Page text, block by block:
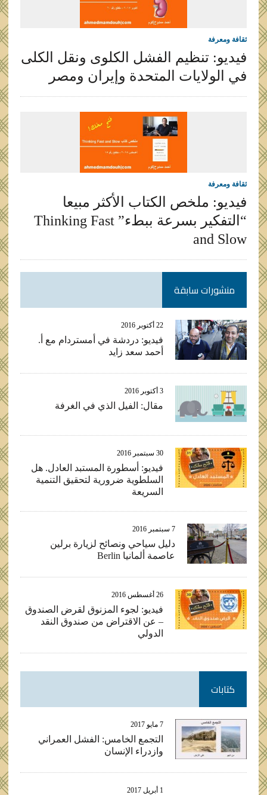
ثقافة ومعرفة
فيديو: تنظيم الفشل الكلوى ونقل الكلى
في الولايات المتحدة وإيران ومصر
ثقافة ومعرفة
فيديو: ملخص الكتاب الأكثر مبيعا
“التفكير بسرعة ببطء” Thinking Fast
and Slow
منشورات سابقة
22 أكتوبر 2016
فيديو: دردشة في أمستردام مع أ.
أحمد سعد زايد
3 أكتوبر 2016
مقال: الفيل الذي في الغرفة
30 سبتمبر 2016
فيديو: أسطورة المستبد العادل. هل
السلطوية ضرورية لتحقيق التنمية
السريعة
7 سبتمبر 2016
دليل سياحي ونصائح لزيارة برلين
عاصمة ألمانيا Berlin
26 أغسطس 2016
فيديو: لجوء المزنوق لقرض الصندوق
– عن الاقتراض من صندوق النقد
الدولي
كتابات
7 مايو 2017
التجمع الخامس: الفشل العمراني
وازدراء الإنسان
1 أبريل 2017